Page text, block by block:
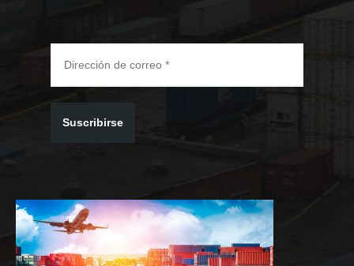
Suscribirse